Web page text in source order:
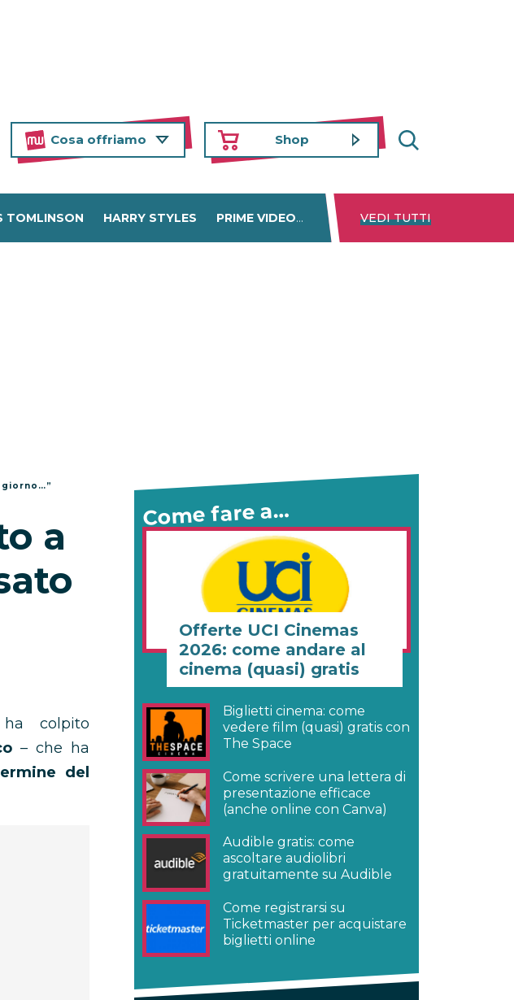
Cosa offriamo Shop
TOMLINSON HARRY STYLES PRIME VIDEO DISNEY+ NETFLIX
VEDI TUTTI
giorno…”
a
colpito
– che ha
del
Come fare a…
Offerte UCI Cinemas
2026: come andare al
cinema (quasi) gratis
Biglietti cinema: come
vedere film (quasi) gratis con
The Space
Come scrivere una lettera di
presentazione efficace
(anche online con Canva)
Audible gratis: come
ascoltare audiolibri
gratuitamente su Audible
Come registrarsi su
Ticketmaster per acquistare
biglietti online